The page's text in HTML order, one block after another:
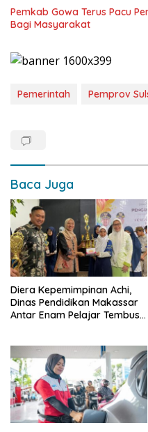
Pemkab Gowa Terus Pacu
Bagi Masyarakat
Pemerintah Pemprov
Baca Juga
Diera Kepemimpinan Achi,
Dinas Pendidikan Makassar
Antar Enam Pelajar Tembus